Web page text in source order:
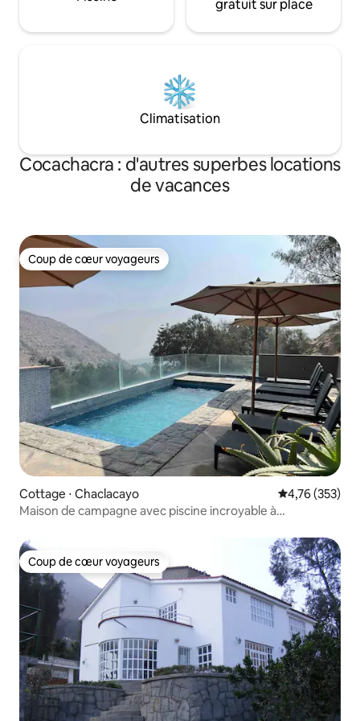
gratuit sur place
Climatisation
Cocachacra : d'autres superbes locations
de vacances
Coup de cœur voyageurs
Coup de cœur voyageurs
Cottage ⋅ Chaclacayo Évaluation
4,76 (353)
Maison de campagne avec piscine incroyable à
Coup de cœur voyageurs
Coup de cœur voyageurs